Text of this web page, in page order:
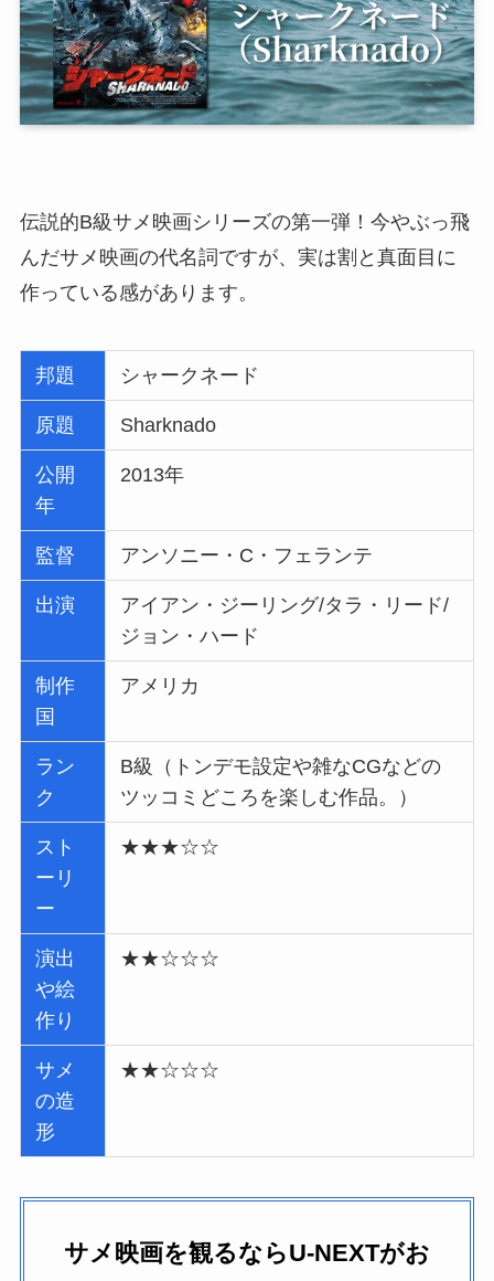
伝説的B級サメ映画シリーズの第一弾！今やぶっ飛
んだサメ映画の代名詞ですが、実は割と真面目に
作っている感があります。
邦題 シャークネード
原題 Sharknado
公開
年
2013年
監督 アンソニー・C・フェランテ
出演
アイアン・ジーリング/タラ・リード/
ジョン・ハード
制作
国
アメリカ
ラン
ク
B級（トンデモ設定や雑なCGなどの
ツッコミどころを楽しむ作品。）
スト
ーリ
ー
★★★☆☆
演出
や絵
作り
★★☆☆☆
サメ
の造
形
★★☆☆☆
サメ映画を観るならU-NEXTがお